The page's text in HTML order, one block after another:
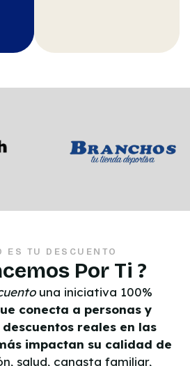
ES TU DESCUENTO
Por Ti ?
una iniciativa 100%
ue conecta a personas y
reales en las
impactan su calidad de
salud, canasta familiar,